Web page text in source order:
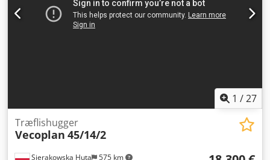
båndføder – elektrisk autorevers – bakgear – brugt
flishugger i meget god stand Nettopris: 76.900 PLN
Nettopris: 18.310 EUR efter kurs 4,20 PLN/EUR (Priser kan
1 /27
Sierakowska Huta 575 km
Træflishugger
Vecoplan 45/14/2